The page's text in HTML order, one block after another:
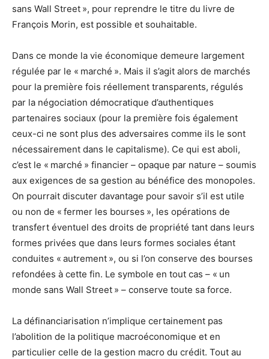
sans Wall Street », pour reprendre le titre du livre de
François Morin, est possible et souhaitable.
Dans ce monde la vie économique demeure largement
régulée par le « marché ». Mais il s’agit alors de marchés
pour la première fois réellement transparents, régulés
par la négociation démocratique d’authentiques
partenaires sociaux (pour la première fois également
ceux-ci ne sont plus des adversaires comme ils le sont
nécessairement dans le capitalisme). Ce qui est aboli,
c’est le « marché » financier – opaque par nature – soumis
aux exigences de sa gestion au bénéfice des monopoles.
On pourrait discuter davantage pour savoir s’il est utile
ou non de « fermer les bourses », les opérations de
transfert éventuel des droits de propriété tant dans leurs
formes privées que dans leurs formes sociales étant
conduites « autrement », ou si l’on conserve des bourses
refondées à cette fin. Le symbole en tout cas – « un
monde sans Wall Street » – conserve toute sa force.
La définanciarisation n’implique certainement pas
l’abolition de la politique macroéconomique et en
particulier celle de la gestion macro du crédit. Tout au